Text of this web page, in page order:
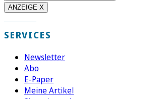
ANZEIGE X
SERVICES
Newsletter
Abo
E-Paper
Meine Artikel